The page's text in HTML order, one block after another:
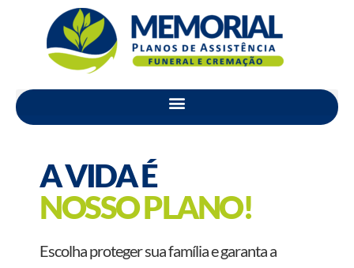
A VIDA É
NOSSO PLANO!
Escolha proteger sua família e garanta a